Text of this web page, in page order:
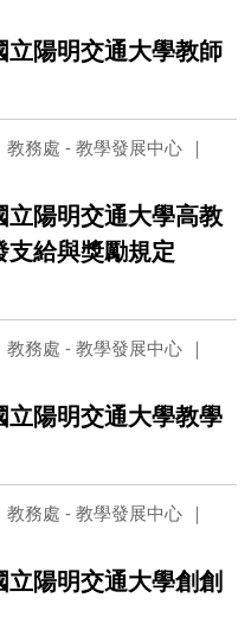
立陽明交通大學教師
教務處 - 教學發展中心
立陽明交通大學高教
給與獎勵規定
教務處 - 教學發展中心
立陽明交通大學教學
教務處 - 教學發展中心
立陽明交通大學創創